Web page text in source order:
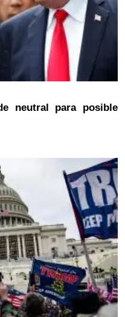
neutral para posible